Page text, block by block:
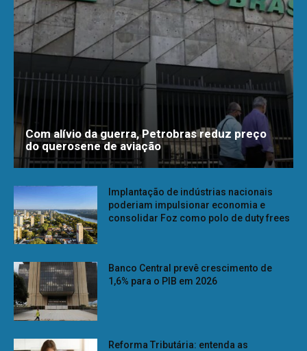
Com alívio da guerra, Petrobras reduz preço
do querosene de aviação
Implantação de indústrias nacionais
poderiam impulsionar economia e
consolidar Foz como polo de duty frees
Banco Central prevê crescimento de
1,6% para o PIB em 2026
Reforma Tributária: entenda as